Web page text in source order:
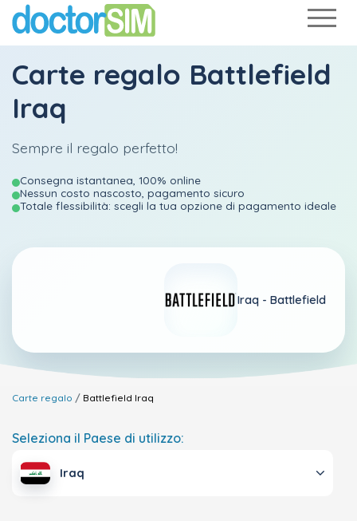
Carte regalo Battlefield
Iraq
Sempre il regalo perfetto!
Consegna istantanea, 100% online
Nessun costo nascosto, pagamento sicuro
Totale flessibilità: scegli la tua opzione di pagamento ideale
Iraq - Battlefield
Carte regalo Battlefield Iraq
Seleziona il Paese di utilizzo:
Iraq